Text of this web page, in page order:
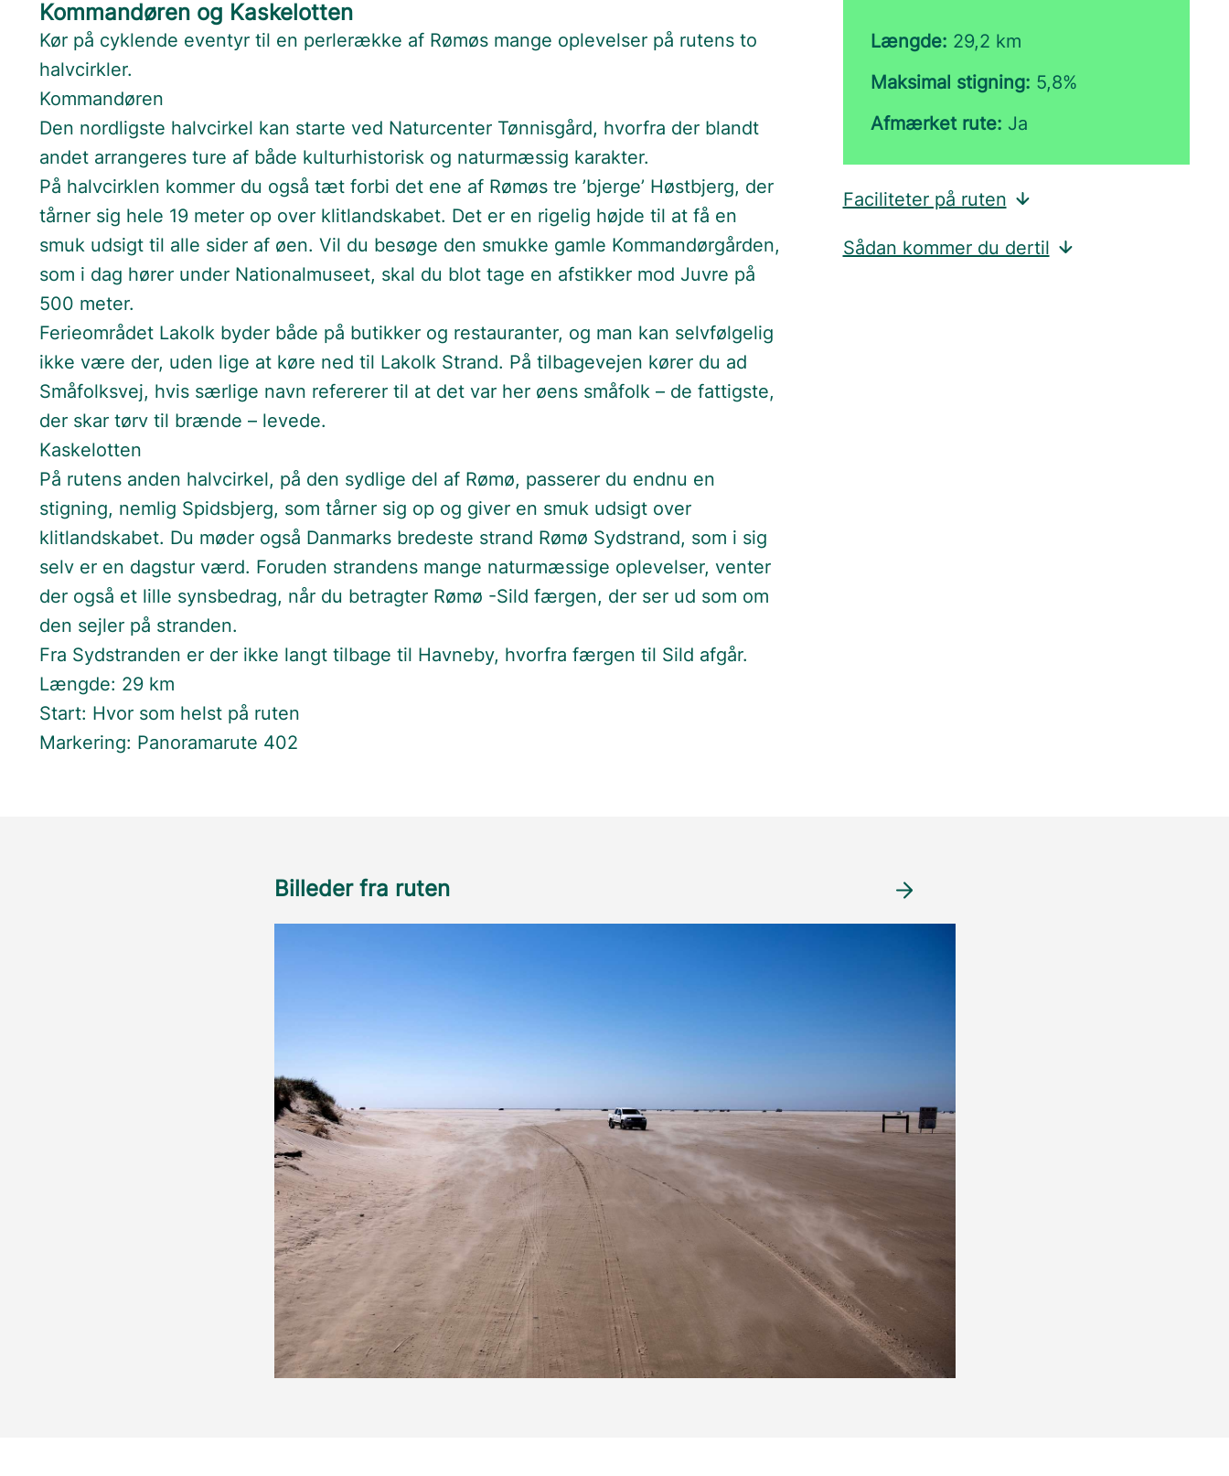
Kommandøren og Kaskelotten
Kør på cyklende eventyr til en perlerække af Rømøs mange oplevelser på rutens to
halvcirkler.
Kommandøren
Den nordligste halvcirkel kan starte ved Naturcenter Tønnisgård, hvorfra der blandt
andet arrangeres ture af både kulturhistorisk og naturmæssig karakter.
På halvcirklen kommer du også tæt forbi det ene af Rømøs tre ’bjerge’ Høstbjerg, der
tårner sig hele 19 meter op over klitlandskabet. Det er en rigelig højde til at få en
smuk udsigt til alle sider af øen. Vil du besøge den smukke gamle Kommandørgården,
som i dag hører under Nationalmuseet, skal du blot tage en afstikker mod Juvre på
500 meter.
Ferieområdet Lakolk byder både på butikker og restauranter, og man kan selvfølgelig
ikke være der, uden lige at køre ned til Lakolk Strand. På tilbagevejen kører du ad
Småfolksvej, hvis særlige navn refererer til at det var her øens småfolk – de fattigste,
der skar tørv til brænde – levede.
Kaskelotten
På rutens anden halvcirkel, på den sydlige del af Rømø, passerer du endnu en
stigning, nemlig Spidsbjerg, som tårner sig op og giver en smuk udsigt over
klitlandskabet. Du møder også Danmarks bredeste strand Rømø Sydstrand, som i sig
selv er en dagstur værd. Foruden strandens mange naturmæssige oplevelser, venter
der også et lille synsbedrag, når du betragter Rømø -Sild færgen, der ser ud som om
den sejler på stranden.
Fra Sydstranden er der ikke langt tilbage til Havneby, hvorfra færgen til Sild afgår.
Længde: 29 km
Start: Hvor som helst på ruten
Markering: Panoramarute 402
Længde: 29,2 km
Maksimal stigning: 5,8%
Afmærket rute: Ja
Faciliteter på ruten
Sådan kommer du dertil
Billeder fra ruten